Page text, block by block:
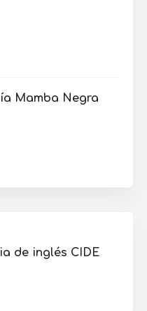
Mamba Negra
de inglés CIDE